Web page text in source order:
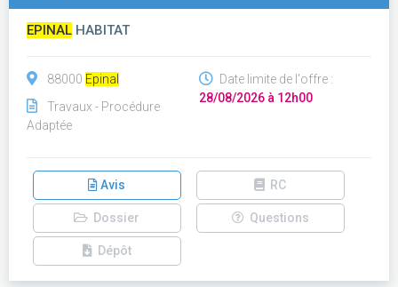
EPINAL HABITAT
88000 Epinal
Travaux - Procédure
Adaptée
Date limite de l'offre :
28/08/2026 à 12h00
Avis RC
Dossier Questions
Dépôt